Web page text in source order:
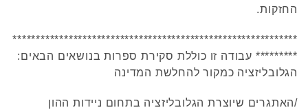
החזקות.
*************************************************************
********* עבודה זו כוללת סקירת ספרות בנושאים הבאים:
הגלובליזציה כמקור להחלשת המדינה
/האתגרים שיוצרת הגלובליזציה בתחום ניידות ההון